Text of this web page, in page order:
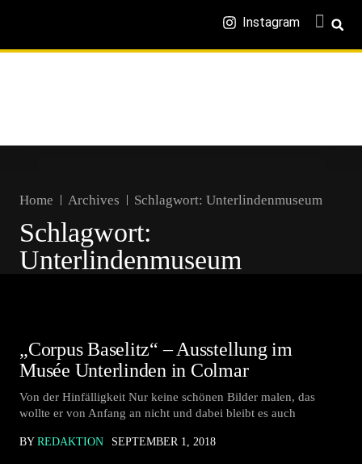
Instagram
Home Archives Schlagwort: Unterlindenmuseum
Schlagwort:
Unterlindenmuseum
„Corpus Baselitz“ – Ausstellung im
Musée Unterlinden in Colmar
Von der Hinfälligkeit Nur keine schönen Bilder malen, das
wollte er von Anfang an nicht und dabei bleibt es auch
BY REDAKTION SEPTEMBER 1, 2018